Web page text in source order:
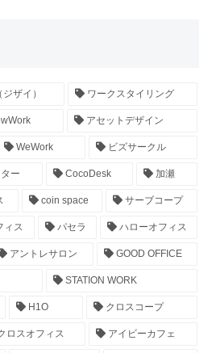
ザイ） ワークスタイリング
アセットデザイン
WeWork ビズサークル
ー CocoDesk 加瀬
coin space サーブコープ
ィス パセラ ハローオフィス
アントレサロン GOOD OFFICE
STATION WORK
H1O クロスコープ
ロスオフィス アイビーカフェ